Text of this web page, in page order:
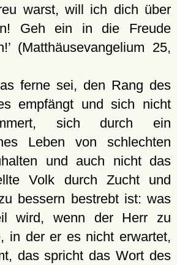
warst, will ich dich über
Geh ein in die Freude
(Matthäusevangelium 25,
ferne sei, den Rang des
empfängt und sich nicht
sich durch ein
Leben von schlechten
und auch nicht das
Volk durch Zucht und
bessern bestrebt ist: was
wird, wenn der Herr zu
in der er es nicht erwartet,
das spricht das Wort des